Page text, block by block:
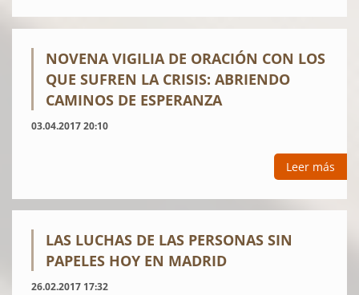
NOVENA VIGILIA DE ORACIÓN CON LOS
QUE SUFREN LA CRISIS: ABRIENDO
CAMINOS DE ESPERANZA
03.04.2017 20:10
Leer más
LAS LUCHAS DE LAS PERSONAS SIN
PAPELES HOY EN MADRID
26.02.2017 17:32